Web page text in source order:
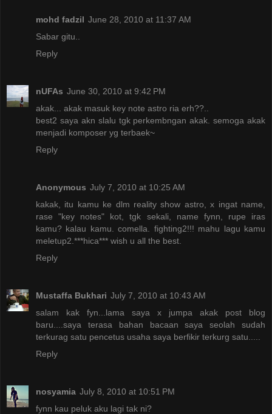
mohd fadzil June 28, 2010 at 11:37 AM
Sabar gitu..
Reply
nUFAs June 30, 2010 at 9:42 PM
akak... akak masuk key note astro ria erh??..
best2 saya akn slalu tgk perkembngan akak. semoga akak
menjadi komposer yg terbaek~
Reply
Anonymous July 7, 2010 at 10:25 AM
kakak, itu kamu ke dlm reality show astro, x ingat name,
rase "key notes" kot, tgk sekali, name fynn, rupe iras
kamu? kalau kamu. comella. fighting2!!! mahu lagu kamu
meletup2.***hica*** wish u all the best.
Reply
Mustaffa Bukhari July 7, 2010 at 10:43 AM
salam kak fyn...lama saya x jumpa akak post blog
baru....saya terasa bahan bacaan saya seolah sudah
terkurag satu pencetus usaha saya berfikir terkurg satu.....
Reply
nosyamia July 8, 2010 at 10:51 PM
fynn kau peluk aku lagi tak ni?